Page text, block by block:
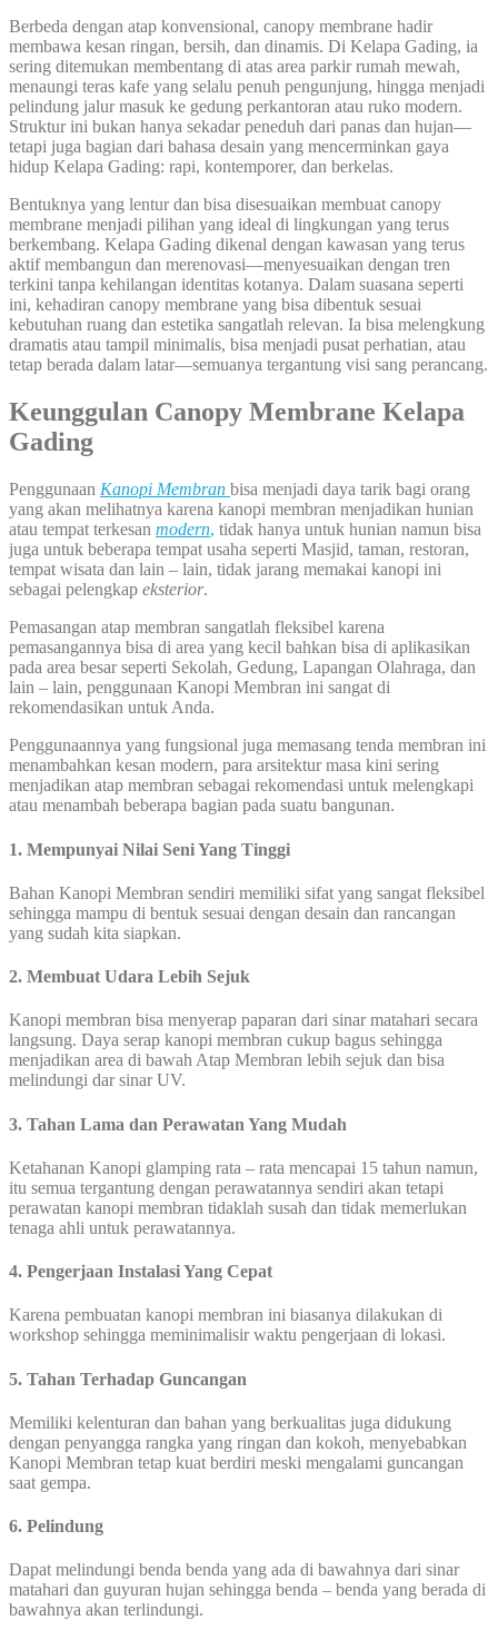
Berbeda dengan atap konvensional, canopy membrane hadir
membawa kesan ringan, bersih, dan dinamis. Di Kelapa Gading, ia
sering ditemukan membentang di atas area parkir rumah mewah,
menaungi teras kafe yang selalu penuh pengunjung, hingga menjadi
pelindung jalur masuk ke gedung perkantoran atau ruko modern.
Struktur ini bukan hanya sekadar peneduh dari panas dan hujan—
tetapi juga bagian dari bahasa desain yang mencerminkan gaya
hidup Kelapa Gading: rapi, kontemporer, dan berkelas.
Bentuknya yang lentur dan bisa disesuaikan membuat canopy
membrane menjadi pilihan yang ideal di lingkungan yang terus
berkembang. Kelapa Gading dikenal dengan kawasan yang terus
aktif membangun dan merenovasi—menyesuaikan dengan tren
terkini tanpa kehilangan identitas kotanya. Dalam suasana seperti
ini, kehadiran canopy membrane yang bisa dibentuk sesuai
kebutuhan ruang dan estetika sangatlah relevan. Ia bisa melengkung
dramatis atau tampil minimalis, bisa menjadi pusat perhatian, atau
tetap berada dalam latar—semuanya tergantung visi sang perancang.
Keunggulan Canopy Membrane Kelapa
Gading
Penggunaan Kanopi Membran bisa menjadi daya tarik bagi orang
yang akan melihatnya karena kanopi membran menjadikan hunian
atau tempat terkesan modern, tidak hanya untuk hunian namun bisa
juga untuk beberapa tempat usaha seperti Masjid, taman, restoran,
tempat wisata dan lain – lain, tidak jarang memakai kanopi ini
sebagai pelengkap eksterior.
Pemasangan atap membran sangatlah fleksibel karena
pemasangannya bisa di area yang kecil bahkan bisa di aplikasikan
pada area besar seperti Sekolah, Gedung, Lapangan Olahraga, dan
lain – lain, penggunaan Kanopi Membran ini sangat di
rekomendasikan untuk Anda.
Penggunaannya yang fungsional juga memasang tenda membran ini
menambahkan kesan modern, para arsitektur masa kini sering
menjadikan atap membran sebagai rekomendasi untuk melengkapi
atau menambah beberapa bagian pada suatu bangunan.
1. Mempunyai Nilai Seni Yang Tinggi
Bahan Kanopi Membran sendiri memiliki sifat yang sangat fleksibel
sehingga mampu di bentuk sesuai dengan desain dan rancangan
yang sudah kita siapkan.
2. Membuat Udara Lebih Sejuk
Kanopi membran bisa menyerap paparan dari sinar matahari secara
langsung. Daya serap kanopi membran cukup bagus sehingga
menjadikan area di bawah Atap Membran lebih sejuk dan bisa
melindungi dar sinar UV.
3. Tahan Lama dan Perawatan Yang Mudah
Ketahanan Kanopi glamping rata – rata mencapai 15 tahun namun,
itu semua tergantung dengan perawatannya sendiri akan tetapi
perawatan kanopi membran tidaklah susah dan tidak memerlukan
tenaga ahli untuk perawatannya.
4. Pengerjaan Instalasi Yang Cepat
Karena pembuatan kanopi membran ini biasanya dilakukan di
workshop sehingga meminimalisir waktu pengerjaan di lokasi.
5. Tahan Terhadap Guncangan
Memiliki kelenturan dan bahan yang berkualitas juga didukung
dengan penyangga rangka yang ringan dan kokoh, menyebabkan
Kanopi Membran tetap kuat berdiri meski mengalami guncangan
saat gempa.
6. Pelindung
Dapat melindungi benda benda yang ada di bawahnya dari sinar
matahari dan guyuran hujan sehingga benda – benda yang berada di
bawahnya akan terlindungi.